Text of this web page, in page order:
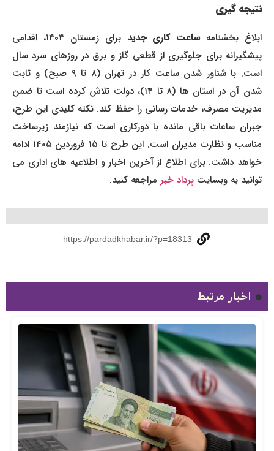
نتیجه گیری
ابلاغ بخشنامهساعت کاری جدید
برای زمستان ۱۴۰۴، اقدامی
پیشگیرانه برای جلوگیری از قطعی گاز و برق در روزهای سرد سال
است. با شناور شدن ساعت کار در تهران (۸ تا ۹ صبح) و ثابت
شدن آن در استان ها (۸ تا ۱۴)، دولت تلاش کرده است تا ضمن
مدیریت مصرف، خدمات رسانی را حفظ کند. نکته کلیدی این طرح،
جبران ساعات باقی مانده با دورکاری است که نیازمند زیرساخت
مناسب و نظارت مدیران است. این طرح تا ۱۵ فروردین ۱۴۰۵ ادامه
خواهد داشت. برای اطلاع از آخرین اخبار و اطلاعیه های اداری می
توانید به وبسایتپرداد خبرمراجعه کنید.
https://pardadkhabar.ir/?p=18313
اخبار مرتبط